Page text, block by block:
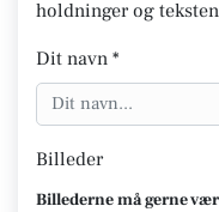
holdninger og
Dit navn *
Billeder
Billederne må gerne